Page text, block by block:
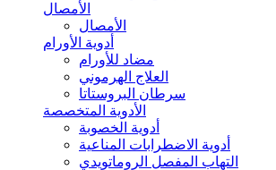
الأمصال
الأمصال
أدوية الأورام
مضاد للأورام
العلاج الهرموني
سرطان البروستاتا
الأدوية المتخصصة
أدوية الخصوبة
أدوية الاضطرابات المناعية
التهاب المفصل الروماتويدي